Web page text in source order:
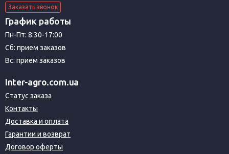
Заказать звонок
График работы
Пн-Пт: 8:30-17:00
Сб: прием заказов
Вс: прием заказов
Inter-agro.com.ua
Статус заказа
Контакты
Доставка и оплата
Гарантии и возврат
Договор оферты